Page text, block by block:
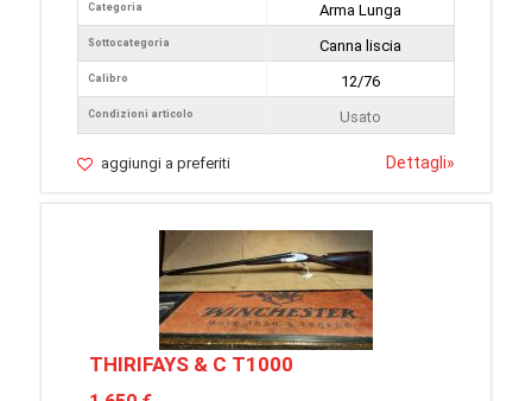
Categoria
Sottocategoria
Calibro
Condizioni articolo
Arma Lunga
Canna liscia
12/76
Usato
aggiungi a preferiti Dettagli»
THIRIFAYS & C T1000